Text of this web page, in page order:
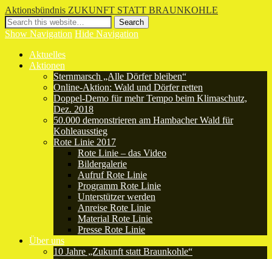
Aktionsbündnis ZUKUNFT STATT BRAUNKOHLE
Show Navigation Hide Navigation
Aktuelles
Aktionen
Sternmarsch „Alle Dörfer bleiben“
Online-Aktion: Wald und Dörfer retten
Doppel-Demo für mehr Tempo beim Klimaschutz,
Dez. 2018
50.000 demonstrieren am Hambacher Wald für
Kohleausstieg
Rote Linie 2017
Rote Linie – das Video
Bildergalerie
Aufruf Rote Linie
Programm Rote Linie
Unterstützer werden
Anreise Rote Linie
Material Rote Linie
Presse Rote Linie
Über uns
10 Jahre „Zukunft statt Braunkohle“